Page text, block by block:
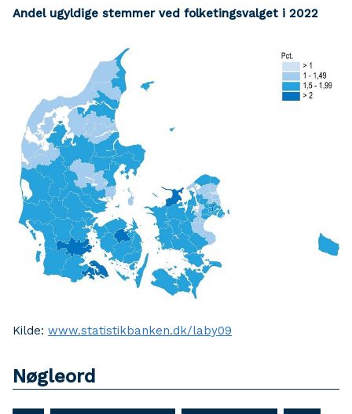
Andel ugyldige stemmer ved folketingsvalget i 2022
Kilde: www.statistikbanken.dk/laby09
Nøgleord